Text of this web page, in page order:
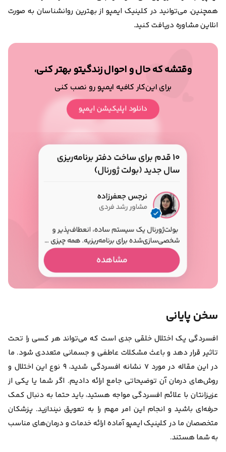
همچنین، می‌توانید در کلینیک ایمپو از بهترین روانشناسان به صورت
انلاین مشاوره دریافت کنید.
وقتشه که حال و احوال زندگیتو بهتر کنی،
برای این‌کار کافیه ایمپو رو نصب کنی
دانلود اپلیکیشن ایمپو
سخن پایانی
افسردگی یک اختلال خلقی جدی است که می‌تواند هر کسی را تحت
تاثیر قرار دهد و باعث مشکلات عاطفی و جسمانی متعددی شود. ما
در این مقاله در مورد ۷ نشانه افسردگی شدید، ۹ نوع این اختلال و
روش‌های درمان آن توضیحاتی جامع ارائه دادیم. اگر شما یا یکی از
عزیزانتان با علائم افسردگی مواجه هستید، باید حتما به دنبال کمک
حرفه‌ای باشید و انجام این امر مهم را به تعویق نیندازید. پزشکان
متخصصان ما در کلینیک ایمپو آماده ارائه خدمات و درمان‌های مناسب
به شما هستند.